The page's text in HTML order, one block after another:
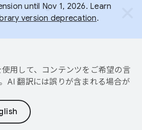
until Nov 1, 2026. Learn
version deprecation.
用して、コンテンツをご希望の言
AI 翻訳には誤りが含まれる場合が